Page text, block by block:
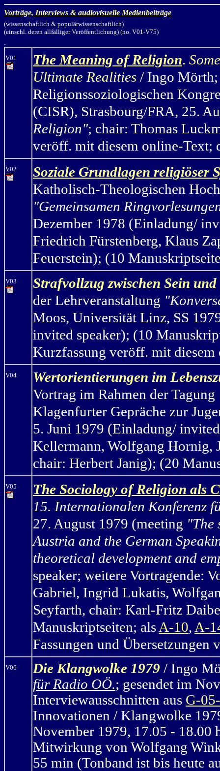
Vorträge, Interviews & audiovisuelle Medienbeiträge
(wissenschaftlich & populärwissenschaftlich)
(einschl. deren allfälliger Veröffentlichung) (no. V01-V75)
.
V01 The Meaning of Religion.
Ultimate Realities / Ingo Mörth
Religionssoziologischen
(CISR), Strasbourg/FRA, 25.
Religion"; chair: Thomas
veröff. mit diesem online-Text;
V02
Soziale Grundlagen religiöser
Katholisch-Theologischen
"Gemeinsamen
Dezember 1978 (Einladung/
Friedrich Fürstenberg, Klaus
Feuerstein); (10
V03
Strafvollzug zwischen Sein
der Lehrveranstaltung
Moos, Universität Linz, SS
invited speaker); (10
Kurzfassung veröff. mit
V04
Wertorientierungen im
Vortrag im Rahmen der Tagung
Klagenfurter Gepräche zur
5. Juni 1979 (Einladung/
Kellermann, Wolfgang Hornig,
chair: Herbert Janig); (20
V05
The Sociology of Religion als
15. Internationalen Konferenz
27. August 1979 (meeting "The
Austria and the German
theoretical development and
speaker; weitere Vortragende:
Gabriel, Ingrid Lukatis,
Seyfarth, chair: Karl-Fritz
Manuskriptseiten; als A-10, A-
Fassungen und Übersetzungen
V06 Die Klangwolke 1979 / Ingo
für Radio OÖ.; gesendet im
Interviewausschnitten aus G-
Innovationen / Klangwolke
November 1979, 17.05 - 18.00
Mitwirkung von Wolfgang
55 min (Tonband ist bis heute